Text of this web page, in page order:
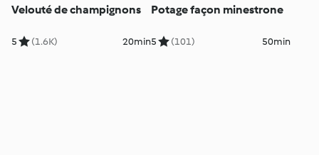
Velouté de champignons
5 (1.6K) 20min
Potage façon minestrone
5 (101) 50min